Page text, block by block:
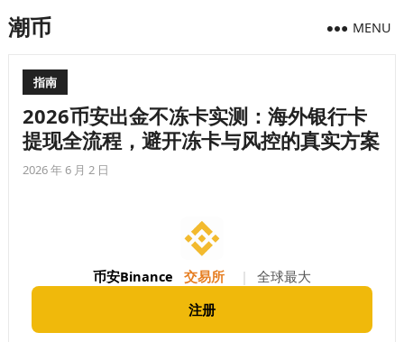
潮币 MENU
指南
2026币安出金不冻卡实测：海外银行卡
提现全流程，避开冻卡与风控的真实方案
2026 年 6 月 2 日
币安Binance 交易所 |
全球最大
注册